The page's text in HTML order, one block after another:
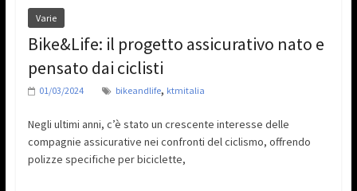
Varie
Bike&Life: il progetto assicurativo nato e
pensato dai ciclisti
01/03/2024 bikeandlife, ktmitalia
Negli ultimi anni, c’è stato un crescente interesse delle
compagnie assicurative nei confronti del ciclismo, offrendo
polizze specifiche per biciclette,